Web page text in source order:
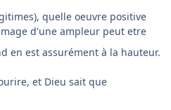
quelle oeuvre positive
d'une ampleur peut etre
en est assurément à la hauteur.
et Dieu sait que